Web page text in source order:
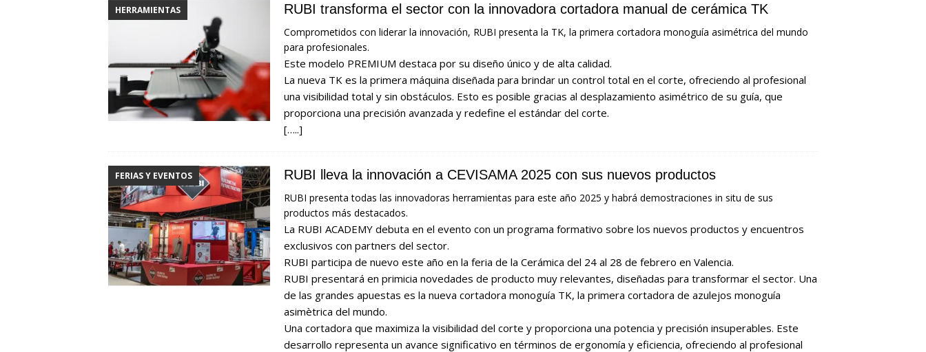
HERRAMIENTAS RUBI transforma el sector con la innovadora cortadora manual de cerámica TK
Comprometidos con liderar la innovación, RUBI presenta la TK, la primera cortadora monoguía asimétrica del mundo
para profesionales.
Este modelo PREMIUM destaca por su diseño único y de alta calidad.
La nueva TK es la primera máquina diseñada para brindar un control total en el corte, ofreciendo al profesional
una visibilidad total y sin obstáculos. Esto es posible gracias al desplazamiento asimétrico de su guía, que
proporciona una precisión avanzada y redefine el estándar del corte.
[…..]
FERIAS Y EVENTOS RUBI lleva la innovación a CEVISAMA 2025 con sus nuevos productos
RUBI presenta todas las innovadoras herramientas para este año 2025 y habrá demostraciones in situ de sus
productos más destacados.
La RUBI ACADEMY debuta en el evento con un programa formativo sobre los nuevos productos y encuentros
exclusivos con partners del sector.
RUBI participa de nuevo este año en la feria de la Cerámica del 24 al 28 de febrero en Valencia.
RUBI presentará en primicia novedades de producto muy relevantes, diseñadas para transformar el sector. Una
de las grandes apuestas es la nueva cortadora monoguía TK, la primera cortadora de azulejos monoguía
asimètrica del mundo.
Una cortadora que maximiza la visibilidad del corte y proporciona una potencia y precisión insuperables. Este
desarrollo representa un avance significativo en términos de ergonomía y eficiencia, ofreciendo al profesional